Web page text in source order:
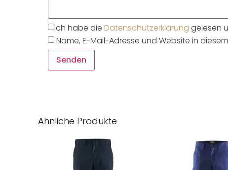
Ich habe die Datenschutzerklärung gelesen
Name, E-Mail-Adresse und Website in
Ähnliche Produkte